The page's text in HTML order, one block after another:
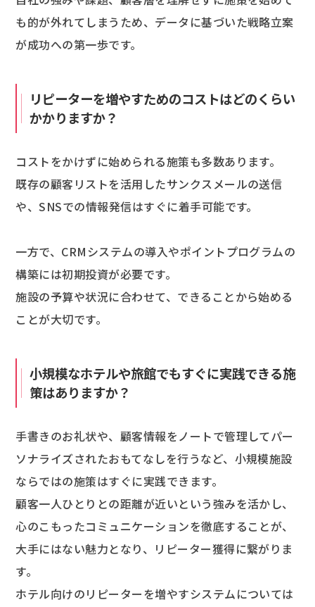
も的が外れてしまうため、データに基づいた戦略立案
が成功への第一歩です。
リピーターを増やすためのコストはどのくらい
かかりますか？
コストをかけずに始められる施策も多数あります。
既存の顧客リストを活用したサンクスメールの送信
や、SNSでの情報発信はすぐに着手可能です。
一方で、CRMシステムの導入やポイントプログラムの
構築には初期投資が必要です。
施設の予算や状況に合わせて、できることから始める
ことが大切です。
小規模なホテルや旅館でもすぐに実践できる施
策はありますか？
手書きのお礼状や、顧客情報をノートで管理してパー
ソナライズされたおもてなしを行うなど、小規模施設
ならではの施策はすぐに実践できます。
顧客一人ひとりとの距離が近いという強みを活かし、
心のこもったコミュニケーションを徹底することが、
大手にはない魅力となり、リピーター獲得に繋がりま
す。
ホテル向けのリピーターを増やすシステムについては